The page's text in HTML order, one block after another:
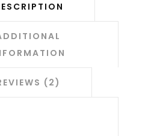
(2)